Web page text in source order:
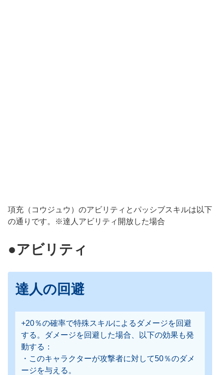
項充（コウジュウ）のアビリティとパッシブスキルは以下
の通りです。※達人アビリティ開放した場合
●アビリティ
達人の回避
+20％の確率で特殊スキルによるダメージを回避
する。ダメージを回避した場合、以下の効果も発
動する：
・このキャラクターが攻撃者に対して50％のダメ
ージを与える。